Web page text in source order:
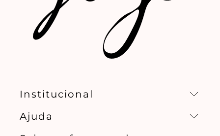
Institucional
Missão, visão e valores
Ajuda